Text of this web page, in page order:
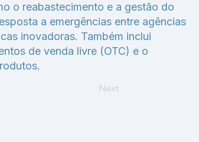
o reabastecimento e a gestão do
a emergências entre agências
inovadoras. Também inclui
de venda livre (OTC) e o
Next